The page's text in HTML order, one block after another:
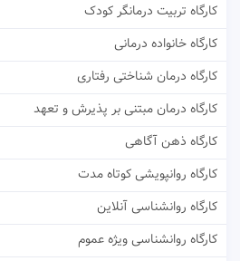
کارگاه تربیت درمانگر کودک
کارگاه خانواده درمانی
کارگاه درمان شناختی رفتاری
کارگاه درمان مبتنی بر پذیرش و تعهد
کارگاه ذهن آگاهی
کارگاه روانپویشی کوتاه مدت
کارگاه روانشناسی آنلاین
کارگاه روانشناسی ویژه عموم